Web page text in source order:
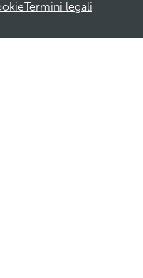
Termini legali